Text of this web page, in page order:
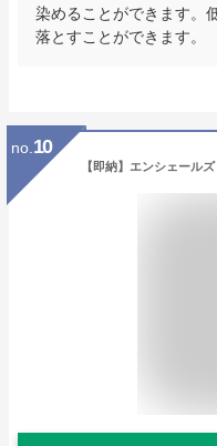
染めることができます。
落とすことができます。
no. 10